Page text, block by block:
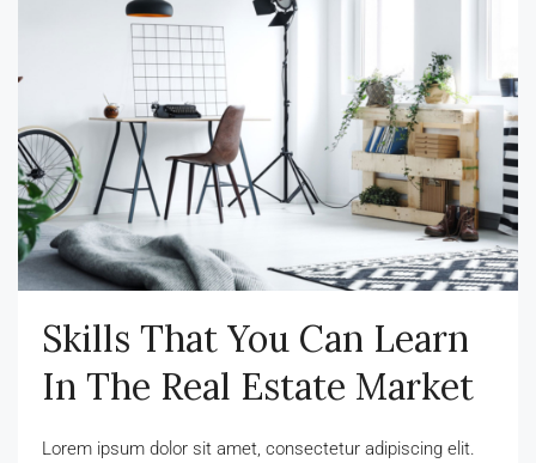
Skills That You Can Learn
In The Real Estate Market
Lorem ipsum dolor sit amet, consectetur adipiscing elit.